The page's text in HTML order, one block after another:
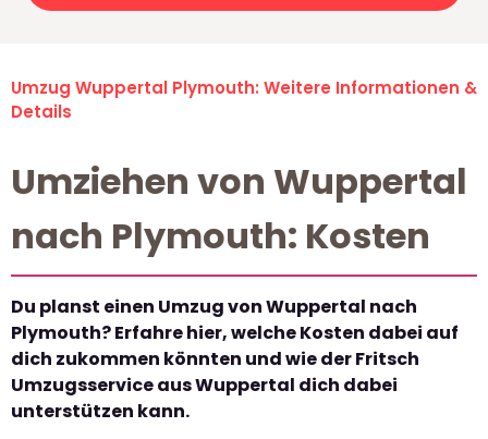
Umzug Wuppertal Plymouth: Weitere Informationen &
Details
Umziehen von Wuppertal
nach Plymouth: Kosten
Du planst einen Umzug von Wuppertal nach
Plymouth? Erfahre hier, welche Kosten dabei auf
dich zukommen könnten und wie der Fritsch
Umzugsservice aus Wuppertal dich dabei
unterstützen kann.